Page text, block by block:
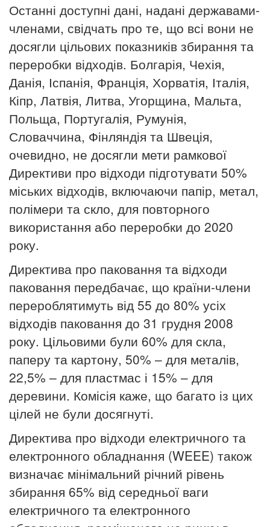
Останні доступні дані, надані державами-
членами, свідчать про те, що всі вони не
досягли цільових показників збирання та
переробки відходів. Болгарія, Чехія,
Данія, Іспанія, Франція, Хорватія, Італія,
Кіпр, Латвія, Литва, Угорщина, Мальта,
Польща, Португалія, Румунія,
Словаччина, Фінляндія та Швеція,
очевидно, не досягли мети рамкової
Директиви про відходи підготувати 50%
міських відходів, включаючи папір, метал,
полімери та скло, для повторного
використання або переробки до 2020
року.
Директива про паковання та відходи
паковання передбачає, що країни-члени
перероблятимуть від 55 до 80% усіх
відходів паковання до 31 грудня 2008
року. Цільовими були 60% для скла,
паперу та картону, 50% – для металів,
22,5% – для пластмас і 15% – для
деревини. Комісія каже, що багато із цих
цілей не були досягнуті.
Директива про відходи електричного та
електронного обладнання (WEEE) також
визначає мінімальний річний рівень
збирання 65% від середньої ваги
електричного та електронного